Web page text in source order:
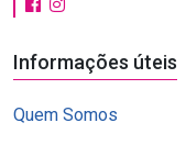
Informações úteis
Quem Somos